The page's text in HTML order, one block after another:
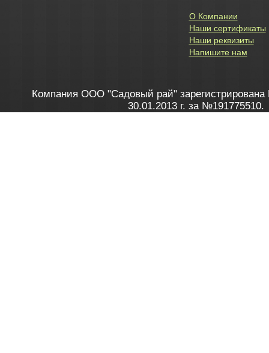
О Компании
Наши сертификаты
Наши реквизиты
Напишите нам
Компания ООО "Садовый рай" зарегистрирована
30.01.2013 г. за №191775510.